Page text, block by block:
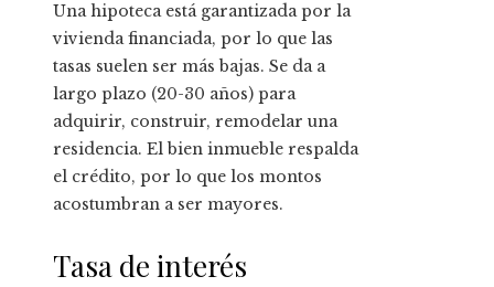
Una hipoteca está garantizada por la
vivienda financiada, por lo que las
tasas suelen ser más bajas. Se da a
largo plazo (20-30 años) para
adquirir, construir, remodelar una
residencia. El bien inmueble respalda
el crédito, por lo que los montos
acostumbran a ser mayores.
Tasa de interés